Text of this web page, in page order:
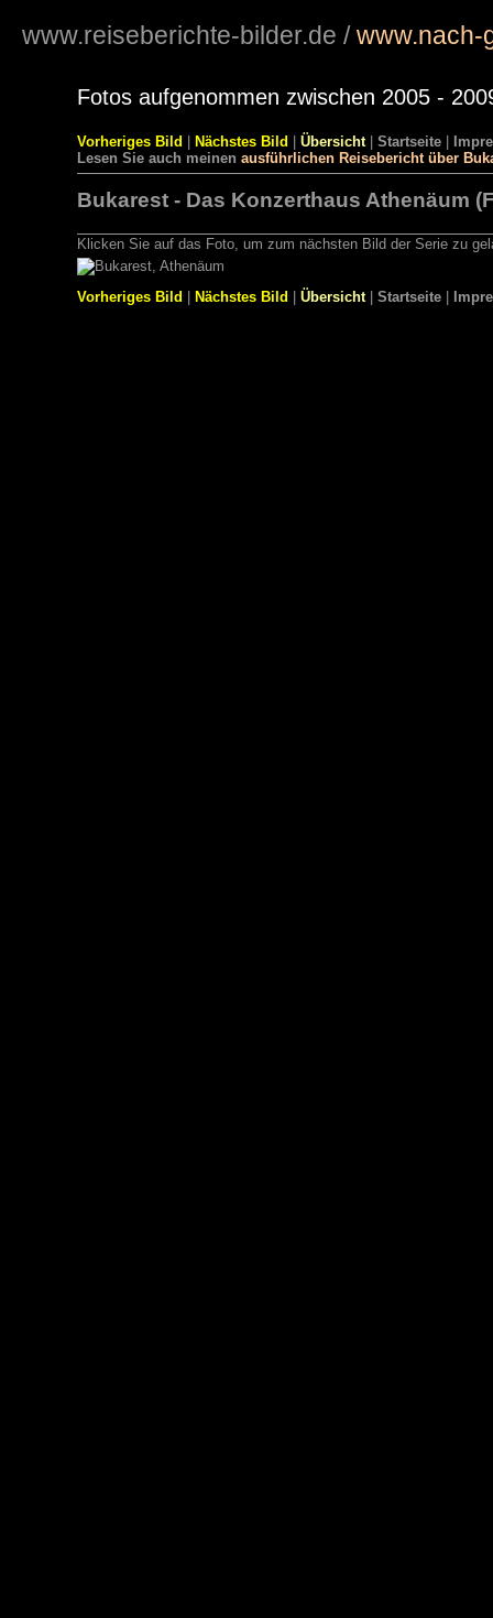
www.reiseberichte-bilder.de /www.nach-
Fotos aufgenommen zwischen 2005 -
Vorheriges Bild | Nächstes Bild | Übersicht| Startseite |
Lesen Sie auch meinen ausführlichen Reisebericht über
Bukarest - Das Konzerthaus Athenäum
Klicken Sie auf das Foto, um zum nächsten Bild der Serie zu
Vorheriges Bild Nächstes Bild Übersicht| Startseite